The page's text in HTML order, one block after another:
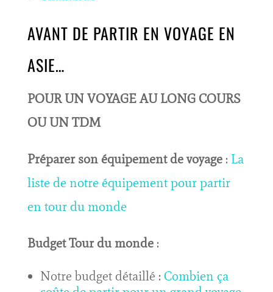
AVANT DE PARTIR EN VOYAGE EN
ASIE…
POUR UN VOYAGE AU LONG COURS
OU UN TDM
Préparer son équipement de voyage: La
liste de notre équipement pour partir
en tour du monde
Budget Tour du monde:
Notre budget détaillé : Combien ça